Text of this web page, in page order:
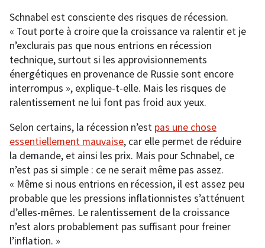
Schnabel est consciente des risques de récession.
« Tout porte à croire que la croissance va ralentir et je
n’exclurais pas que nous entrions en récession
technique, surtout si les approvisionnements
énergétiques en provenance de Russie sont encore
interrompus », explique-t-elle. Mais les risques de
ralentissement ne lui font pas froid aux yeux.
Selon certains, la récession n’est pas une chose
essentiellement mauvaise, car elle permet de réduire
la demande, et ainsi les prix. Mais pour Schnabel, ce
n’est pas si simple : ce ne serait même pas assez.
« Même si nous entrions en récession, il est assez peu
probable que les pressions inflationnistes s’atténuent
d’elles-mêmes. Le ralentissement de la croissance
n’est alors probablement pas suffisant pour freiner
l’inflation. »